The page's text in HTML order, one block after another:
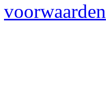
voorwaarden